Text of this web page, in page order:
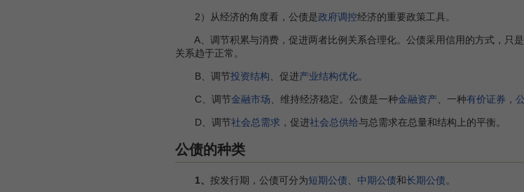
2）从经济的角度看，公债是政府调控经济的重要政策工具。
A、调节积累与消费，促进两者比例关系合理化。公债采用信用的方式，只
关系趋于正常。
B、调节投资结构 、促进产业结构优化。
C、调节金融市场 、维持经济稳定。公债是一种金融资产 、一种有价证券 ，
D、调节社会总需求 ，促进社会总供给与总需求在总量和结构上的平衡。
公债的种类
1、 按发行期，公债可分为短期公债 中期公债和长期公债。